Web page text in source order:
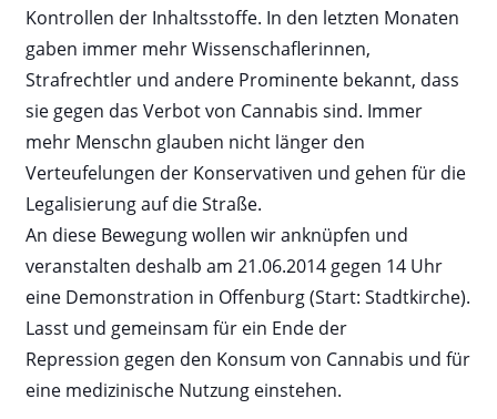
Kontrollen der Inhaltsstoffe. In den letzten Monaten
gaben immer mehr Wissenschaflerinnen,
Strafrechtler und andere Prominente bekannt, dass
sie gegen das Verbot von Cannabis sind. Immer
mehr Menschn glauben nicht länger den
Verteufelungen der Konservativen und gehen für die
Legalisierung auf die Straße.
An diese Bewegung wollen wir anknüpfen und
veranstalten deshalb am 21.06.2014 gegen 14 Uhr
eine Demonstration in Offenburg (Start: Stadtkirche).
Lasst und gemeinsam für ein Ende der
Repression gegen den Konsum von Cannabis und für
eine medizinische Nutzung einstehen.